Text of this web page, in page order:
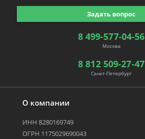
О компании
ИНН 8280169749
ОГРН 1175029690043
8 499-577-04-56
Москва
8 812 509-27-47
Санкт-Петербург
Задать вопрос